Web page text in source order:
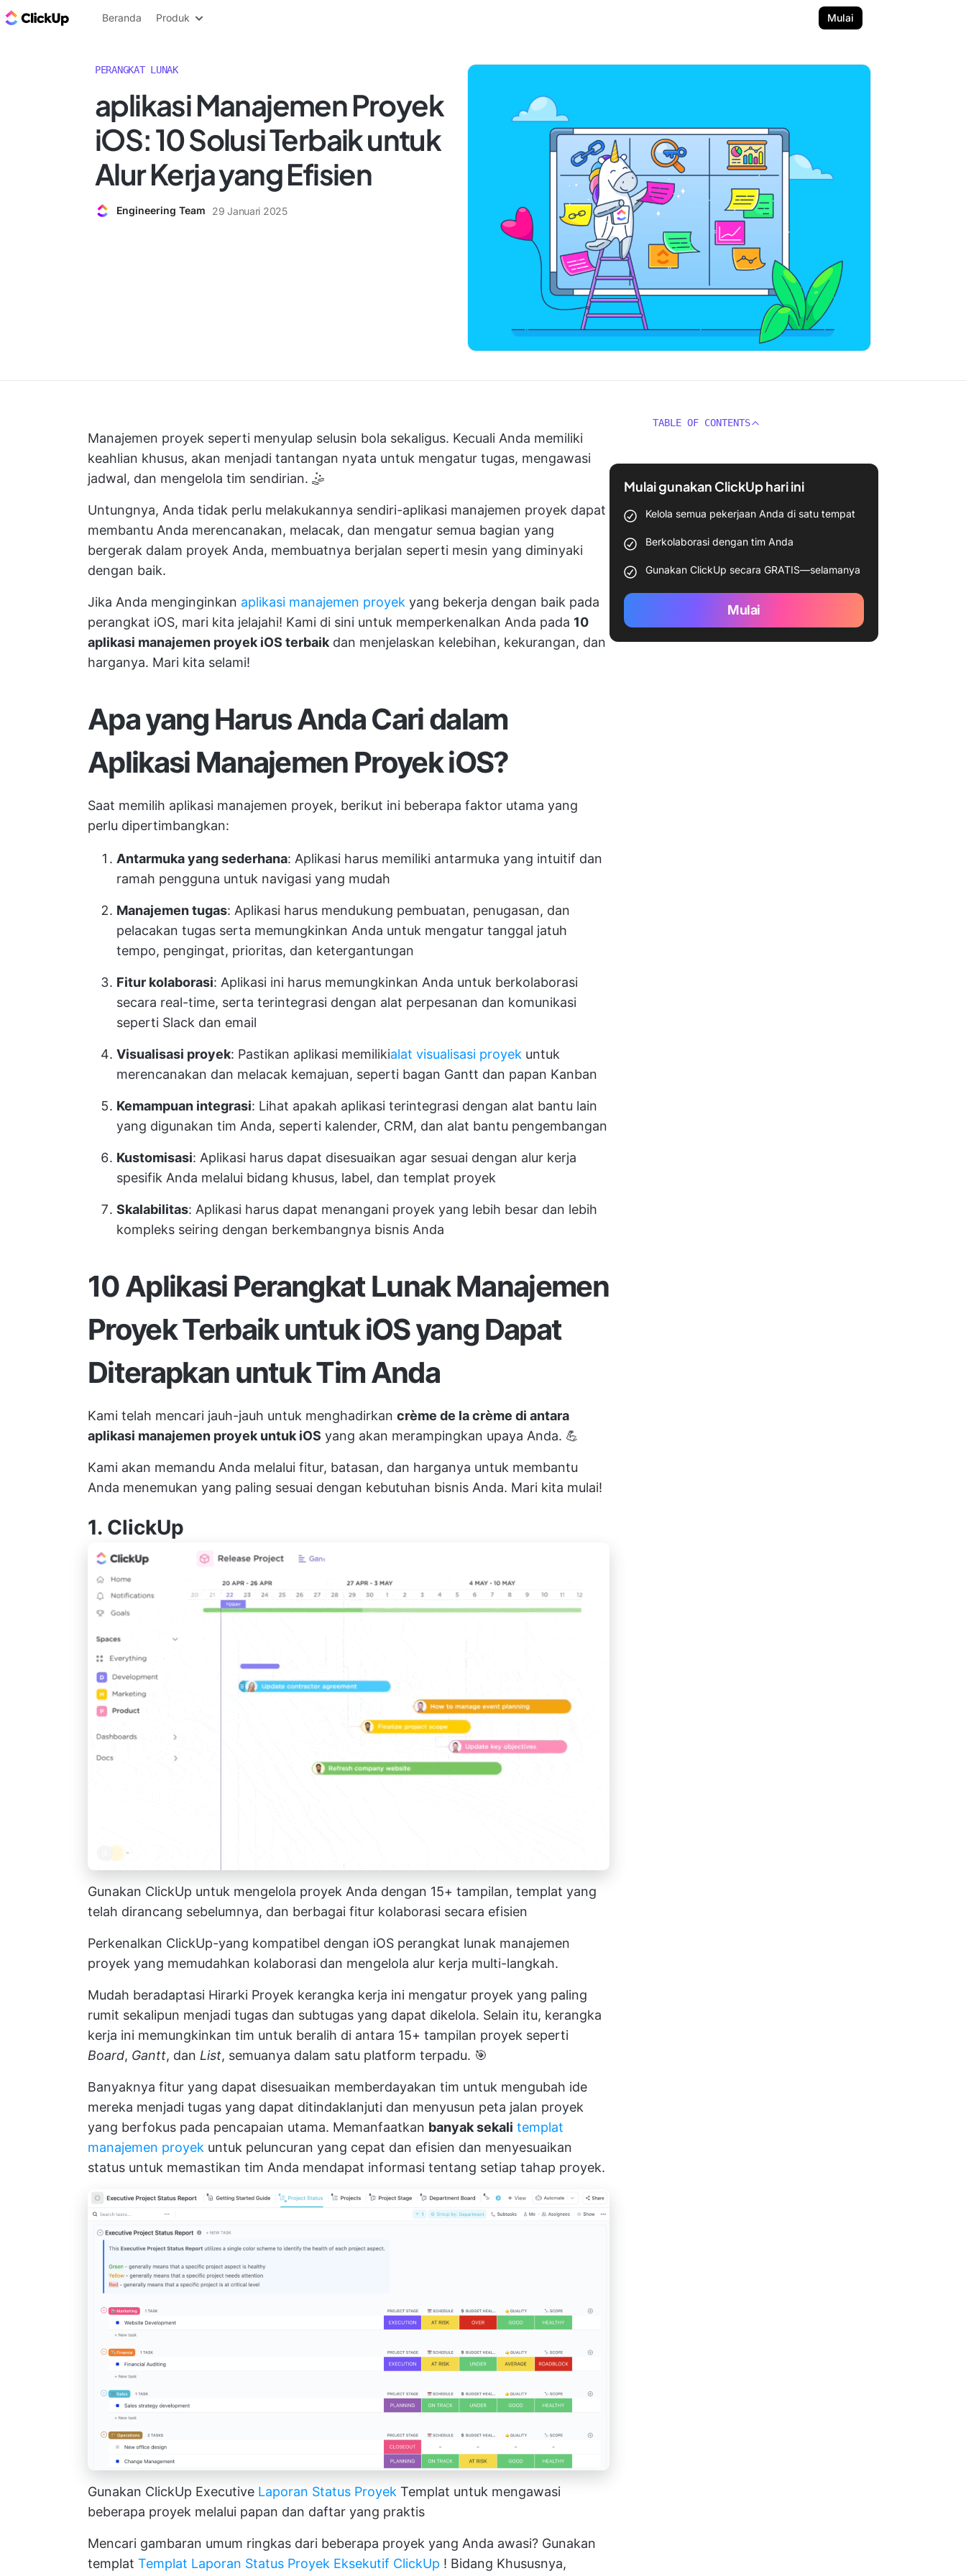
Blog ClickUp
Beranda Produk Mulai
PERANGKAT LUNAK
aplikasi Manajemen Proyek
iOS: 10 Solusi Terbaik untuk
Alur Kerja yang Efisien
Engineering Team 29 Januari 2025
Manajemen proyek seperti menyulap selusin bola sekaligus. Kecuali Anda memiliki
keahlian khusus, akan menjadi tantangan nyata untuk mengatur tugas, mengawasi
jadwal, dan mengelola tim sendirian. 🤹
Untungnya, Anda tidak perlu melakukannya sendiri-aplikasi manajemen proyek dapat
membantu Anda merencanakan, melacak, dan mengatur semua bagian yang
bergerak dalam proyek Anda, membuatnya berjalan seperti mesin yang diminyaki
dengan baik.
Jika Anda menginginkan aplikasi manajemen proyek yang bekerja dengan baik pada
perangkat iOS, mari kita jelajahi! Kami di sini untuk memperkenalkan Anda pada 10
aplikasi manajemen proyek iOS terbaik dan menjelaskan kelebihan, kekurangan, dan
harganya. Mari kita selami!
Apa yang Harus Anda Cari dalam
Aplikasi Manajemen Proyek iOS?
Saat memilih aplikasi manajemen proyek, berikut ini beberapa faktor utama yang
perlu dipertimbangkan:
Antarmuka yang sederhana: Aplikasi harus memiliki antarmuka yang intuitif dan
ramah pengguna untuk navigasi yang mudah
Manajemen tugas: Aplikasi harus mendukung pembuatan, penugasan, dan
pelacakan tugas serta memungkinkan Anda untuk mengatur tanggal jatuh
tempo, pengingat, prioritas, dan ketergantungan
Fitur kolaborasi: Aplikasi ini harus memungkinkan Anda untuk berkolaborasi
secara real-time, serta terintegrasi dengan alat perpesanan dan komunikasi
seperti Slack dan email
Visualisasi proyek: Pastikan aplikasi memilikialat visualisasi proyek untuk
merencanakan dan melacak kemajuan, seperti bagan Gantt dan papan Kanban
Kemampuan integrasi: Lihat apakah aplikasi terintegrasi dengan alat bantu lain
yang digunakan tim Anda, seperti kalender, CRM, dan alat bantu pengembangan
Kustomisasi: Aplikasi harus dapat disesuaikan agar sesuai dengan alur kerja
spesifik Anda melalui bidang khusus, label, dan templat proyek
Skalabilitas: Aplikasi harus dapat menangani proyek yang lebih besar dan lebih
kompleks seiring dengan berkembangnya bisnis Anda
10 Aplikasi Perangkat Lunak Manajemen
Proyek Terbaik untuk iOS yang Dapat
Diterapkan untuk Tim Anda
Kami telah mencari jauh-jauh untuk menghadirkan crème de la crème di antara
aplikasi manajemen proyek untuk iOS yang akan merampingkan upaya Anda. 💪
Kami akan memandu Anda melalui fitur, batasan, dan harganya untuk membantu
Anda menemukan yang paling sesuai dengan kebutuhan bisnis Anda. Mari kita mulai!
1. ClickUp
Gunakan ClickUp untuk mengelola proyek Anda dengan 15+ tampilan, templat yang
telah dirancang sebelumnya, dan berbagai fitur kolaborasi secara efisien
Perkenalkan ClickUp-yang kompatibel dengan iOS perangkat lunak manajemen
proyek yang memudahkan kolaborasi dan mengelola alur kerja multi-langkah.
Mudah beradaptasi Hirarki Proyek kerangka kerja ini mengatur proyek yang paling
rumit sekalipun menjadi tugas dan subtugas yang dapat dikelola. Selain itu, kerangka
kerja ini memungkinkan tim untuk beralih di antara 15+ tampilan proyek seperti
Board, Gantt, dan List, semuanya dalam satu platform terpadu. 🎯
Banyaknya fitur yang dapat disesuaikan memberdayakan tim untuk mengubah ide
mereka menjadi tugas yang dapat ditindaklanjuti dan menyusun peta jalan proyek
yang berfokus pada pencapaian utama. Memanfaatkan banyak sekali templat
manajemen proyek untuk peluncuran yang cepat dan efisien dan menyesuaikan
status untuk memastikan tim Anda mendapat informasi tentang setiap tahap proyek.
Gunakan ClickUp Executive Laporan Status Proyek Templat untuk mengawasi
beberapa proyek melalui papan dan daftar yang praktis
Mencari gambaran umum ringkas dari beberapa proyek yang Anda awasi? Gunakan
templat Templat Laporan Status Proyek Eksekutif ClickUp ! Bidang Khususnya,
TABLE OF CONTENTS
Mulai gunakan ClickUp hari ini
Kelola semua pekerjaan Anda di satu tempat
Berkolaborasi dengan tim Anda
Gunakan ClickUp secara GRATIS—selamanya
Mulai